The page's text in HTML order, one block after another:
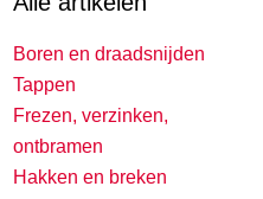
Boren en draadsnijden
Tappen
Frezen, verzinken,
ontbramen
Hakken en breken